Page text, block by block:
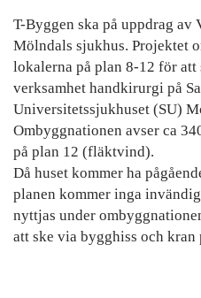
T-Byggen ska på uppdrag av
Mölndals sjukhus. Projektet
lokalerna på plan 8-12 för att
verksamhet handkirurgi på
Universitetssjukhuset (SU)
Ombyggnationen avser ca
på plan 12 (fläktvind).
Då huset kommer ha
planen kommer inga
nyttjas under
att ske via bygghiss och kran